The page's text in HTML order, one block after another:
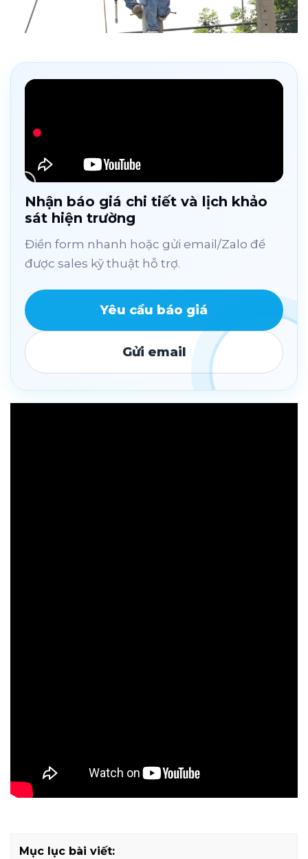
Nhận báo giá chi tiết và lịch khảo
sát hiện trường
Điền form nhanh hoặc gửi email/Zalo để
được sales kỹ thuật hỗ trợ.
Yêu cầu báo giá
Gửi email
Mục lục bài viết: